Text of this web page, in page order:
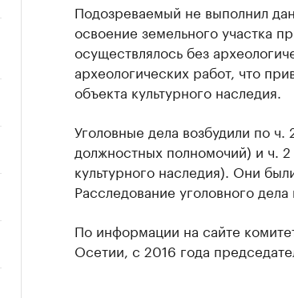
Подозреваемый не выполнил
освоение земельного участка
осуществлялось без
археологических работ, что
объекта культурного наследия.
Уголовные дела возбудили по
должностных полномочий) и ч.
культурного наследия). Они
Расследование уголовного дела
По информации на сайте
Осетии, с 2016 года